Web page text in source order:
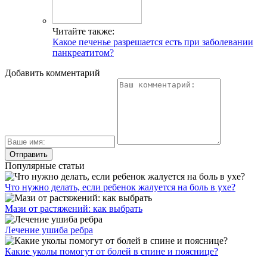
Читайте также:
Какое печенье разрешается есть при заболевании
панкреатитом?
Добавить комментарий
Популярные статьи
Что нужно делать, если ребенок жалуется на боль в ухе?
Мази от растяжений: как выбрать
Лечение ушиба ребра
Какие уколы помогут от болей в спине и пояснице?